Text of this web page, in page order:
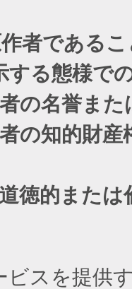
者である
する態様で
の名誉ま
の知的財
徳的また
スを提供